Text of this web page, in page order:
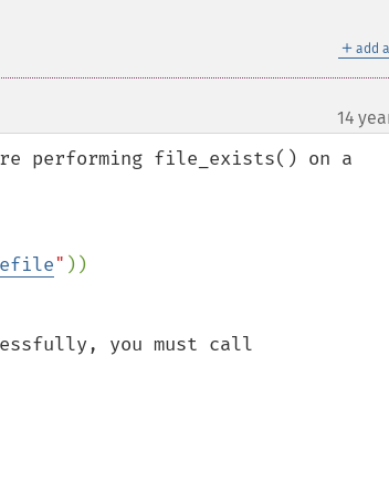
＋ add
14
performing file_exists() on a
"
you must call